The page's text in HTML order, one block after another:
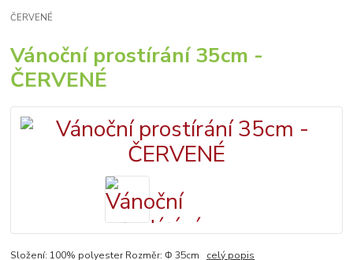
ČERVENÉ
Vánoční prostírání 35cm -
ČERVENÉ
Složení: 100% polyester Rozměr: Φ 35cm celý popis